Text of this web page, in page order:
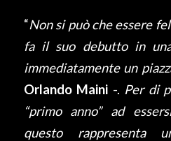
“Non si può che essere
fa il suo debutto in
immediatamente un
Orlando Maini -. Per di
“primo anno” ad
questo rappresenta